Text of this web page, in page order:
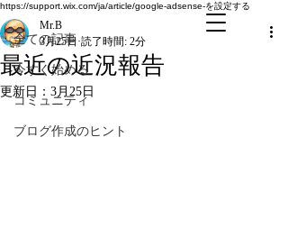
https://support.wix.com/ja/article/google-adsense-を設定する
全ての記事
今すぐ始める
コミュニティ
ブログ作成のヒント
最近の近況報告
Mr.B
3月25日 読了時間: 2分
更新日： 3月25日